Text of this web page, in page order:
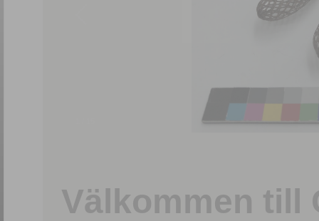
Välkommen till